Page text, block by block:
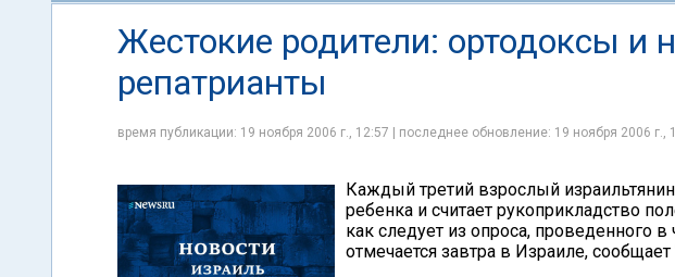
Жестокие родители: ортодоксы и
репатрианты
время публикации: 19 ноября 2006 г., 12:57 | последнее обновление: 19 ноября 2006 г.,
Каждый третий взрослый
ребенка и считает рукоприкладство
как следует из опроса, проведенного
отмечается завтра в Израиле, сообщает